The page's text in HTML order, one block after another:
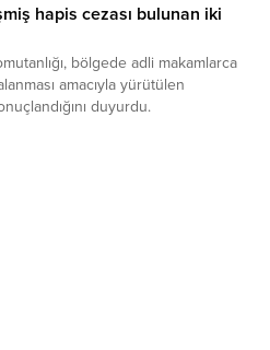
hapis cezası bulunan iki
bölgede adli makamlarca
amacıyla yürütülen
duyurdu.